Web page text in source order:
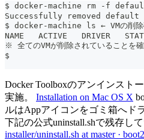
$ docker-machine rm -f
Successfully removed default
$ docker-machine ls ← VMの削除
NAME   ACTIVE   DRIVER
※ 全てのVMが削除されていることを
$
Docker Toolboxのアンインスト
実施。 Installation on Mac OS X
ルはAppアイコンをゴミ箱へド
下記の公式uninstall.shで残存し
installer/uninstall.sh at master ·